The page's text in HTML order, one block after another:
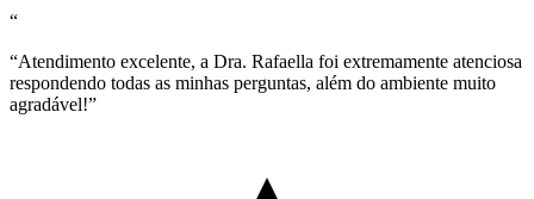
“
“Atendimento excelente, a Dra. Rafaella foi extremamente atenciosa
respondendo todas as minhas perguntas, além do ambiente muito
agradável!”